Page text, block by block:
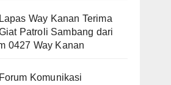
Lapas Way Kanan Terima
Patroli Sambang dari
0427 Way Kanan
Forum Komunikasi